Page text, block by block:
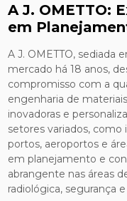
A J. OMETTO:
em
A J. OMETTO, sediada
mercado há 18 anos,
compromisso com a
engenharia de
inovadoras e
setores variados, como
portos, aeroportos e
em planejamento e
abrangente nas áreas
radiológica, segurança